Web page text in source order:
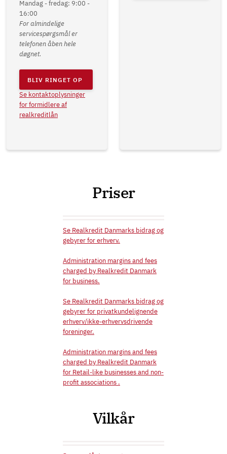
Mandag - fredag: 9:00 -
16:00
For almindelige
servicespørgsmål er
telefonen åben hele
døgnet.
BLIV RINGET OP
Se kontaktoplysninger
for formidlere af
realkreditlån
Priser
Se Realkredit Danmarks bidrag og
gebyrer for erhverv.
Administration margins and fees
charged by Realkredit Danmark
for business.
Se Realkredit Danmarks bidrag og
gebyrer for privatkundelignende
erhverv/ikke-erhvervsdrivende
foreninger.
Administration margins and fees
charged by Realkredit Danmark
for Retail-like businesses and non-
profit associations .
Vilkår